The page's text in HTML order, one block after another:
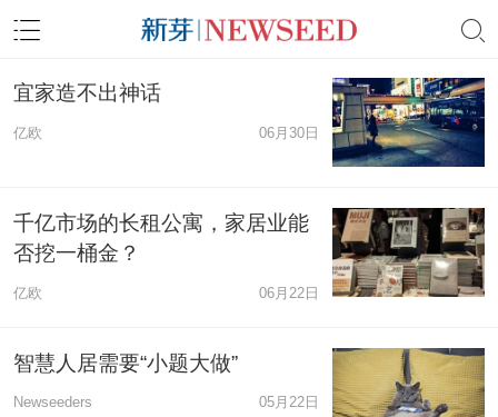
宜家造不出神话
亿欧 06月30日
千亿市场的长租公寓，家居业能
否挖一桶金？
亿欧 06月22日
智慧人居需要“小题大做”
Newseeders 05月22日